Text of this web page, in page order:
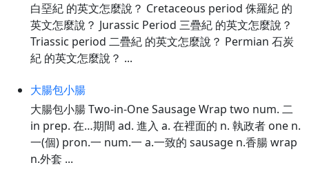
白堊紀 的英文怎麼說？ Cretaceous period 侏羅紀 的
英文怎麼說？ Jurassic Period 三疊紀 的英文怎麼說？
Triassic period 二疊紀 的英文怎麼說？ Permian 石炭
紀 的英文怎麼說？ ...
大腸包小腸
大腸包小腸 Two-in-One Sausage Wrap two num. 二
in prep. 在…期間 ad. 進入 a. 在裡面的 n. 執政者 one n.
一(個) pron.一 num.一 a.一致的 sausage n.香腸 wrap
n.外套 ...